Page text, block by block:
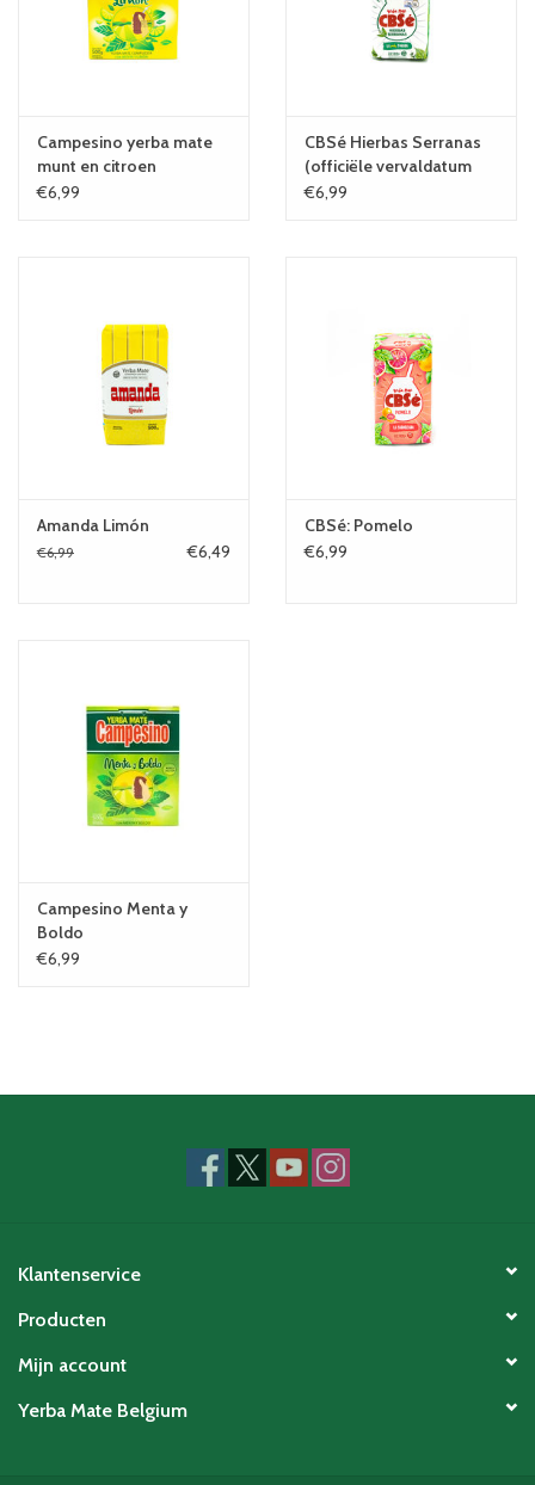
Campesino yerba mate
munt en citroen
€6,99
CBSé Hierbas Serranas
(officiële vervaldatum
1/27)
€6,99
Amanda Limón
€6,99 €6,49
CBSé: Pomelo
€6,99
Campesino Menta y
Boldo
€6,99
Klantenservice
Producten
Mijn account
Yerba Mate Belgium